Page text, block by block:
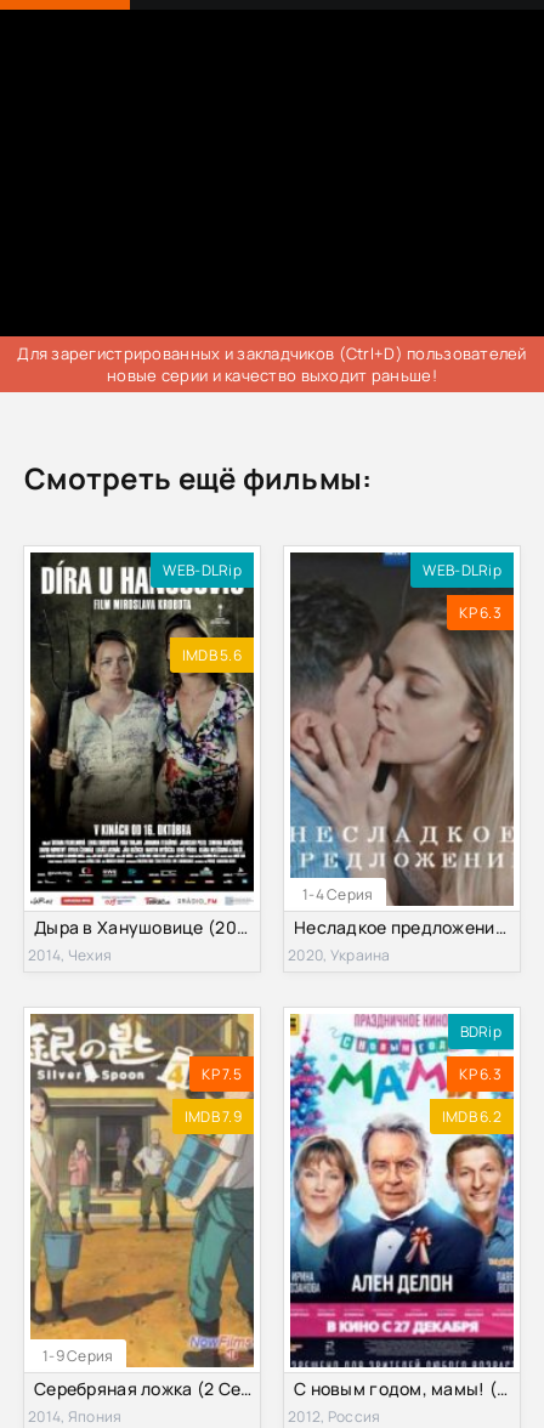
Для зарегистрированных и закладчиков (Ctrl+D) пользователей
новые серии и качество выходит раньше!
Смотреть ещё фильмы:
WEB-DLRip
IMDB 5.6
Дыра в Ханушовице (2014)
2014, Чехия
1-4 Серия
WEB-DLRip
KP 6.3
Несладкое предложение (2020)
2020, Украина
1-9 Серия
KP 7.5
IMDB 7.9
Серебряная ложка (2 Сезон) (2014)
2014, Япония
BDRip
KP 6.3
IMDB 6.2
С новым годом, мамы! (2012)
2012, Россия